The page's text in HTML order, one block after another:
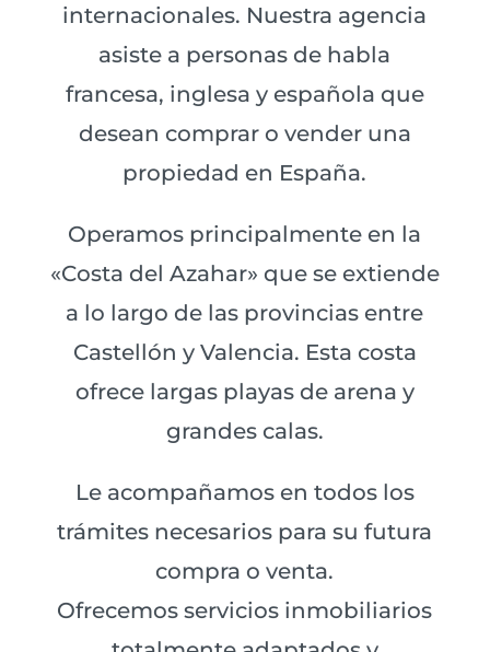
internacionales. Nuestra agencia
asiste a personas de habla
francesa, inglesa y española que
desean comprar o vender una
propiedad en España.
Operamos principalmente en la
«Costa del Azahar» que se extiende
a lo largo de las provincias entre
Castellón y Valencia. Esta costa
ofrece largas playas de arena y
grandes calas.
Le acompañamos en todos los
trámites necesarios para su futura
compra o venta.
Ofrecemos servicios inmobiliarios